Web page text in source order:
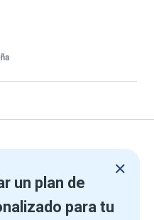
un plan de
para tu